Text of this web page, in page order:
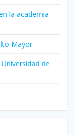
la academia
Mayor
de